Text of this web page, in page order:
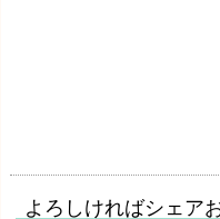
よろしければシェア